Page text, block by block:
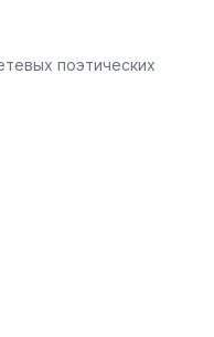
поэтических